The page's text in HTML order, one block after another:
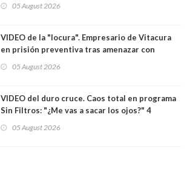
senadoras Camila Flores y Fabiola Campillai en
05 August 2026
VIDEO de la "locura". Empresario de Vitacura
en prisión preventiva tras amenazar con
Los persiguió en potente camioneta
05 August 2026
VIDEO del duro cruce. Caos total en programa
Sin Filtros: "¿Me vas a sacar los ojos?" 4
excarabinero que dejó ciego a Gustavo Gatica:
05 August 2026